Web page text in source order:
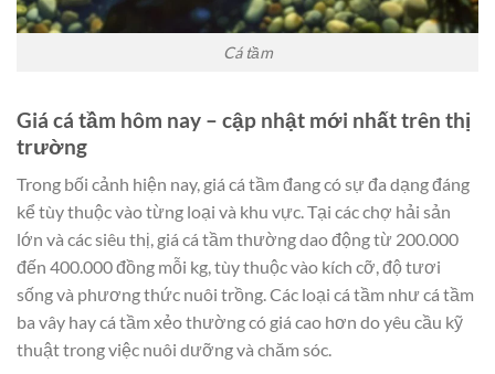
Cá tầm
Giá cá tầm hôm nay – cập nhật mới nhất trên thị
trường
Trong bối cảnh hiện nay, giá cá tầm đang có sự đa dạng đáng
kể tùy thuộc vào từng loại và khu vực. Tại các chợ hải sản
lớn và các siêu thị, giá cá tầm thường dao động từ 200.000
đến 400.000 đồng mỗi kg, tùy thuộc vào kích cỡ, độ tươi
sống và phương thức nuôi trồng. Các loại cá tầm như cá tầm
ba vây hay cá tầm xẻo thường có giá cao hơn do yêu cầu kỹ
thuật trong việc nuôi dưỡng và chăm sóc.